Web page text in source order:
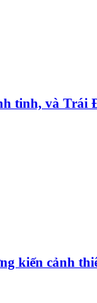
tinh, và Trái
kiến cảnh